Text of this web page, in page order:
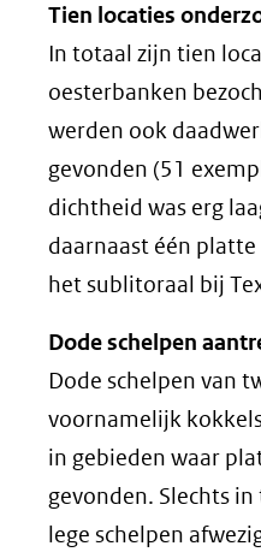
Tien locaties
In totaal zijn tien
oesterbanken
werden ook
gevonden (51
dichtheid was erg
daarnaast één
het sublitoraal bij
Dode schelpen
Dode schelpen van
voornamelijk
in gebieden waar
gevonden. Slechts
lege schelpen